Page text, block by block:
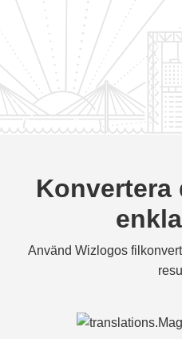
Konvertera
Använd Wizlogos